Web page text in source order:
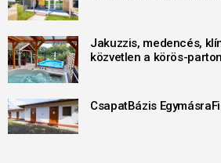
Jakuzzis, medencés,
közvetlen a körös-parton
CsapatBázis